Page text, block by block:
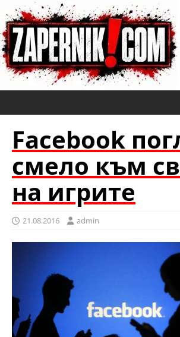
Facebook
смело към
на игрите
21.08.2016 admin